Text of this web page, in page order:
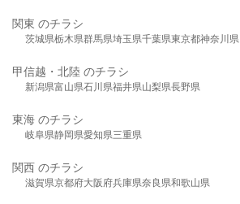
関東 のチラシ
茨城県栃木県群馬県埼玉県千葉県東京都神奈川県
甲信越・北陸 のチラシ
新潟県富山県石川県福井県山梨県長野県
東海 のチラシ
岐阜県静岡県愛知県三重県
関西 のチラシ
滋賀県京都府大阪府兵庫県奈良県和歌山県